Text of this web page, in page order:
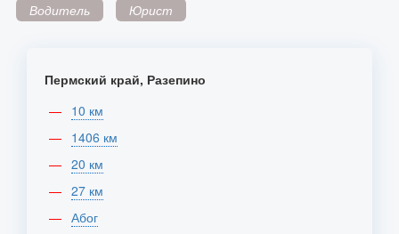
Водитель
Юрист
Пермский край, Разепино
10 км
1406 км
20 км
27 км
Абог